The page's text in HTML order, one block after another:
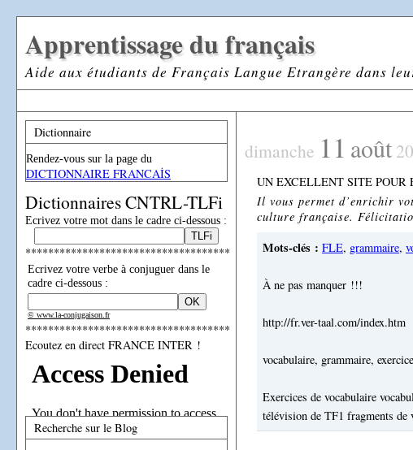
Apprentissage du français
Aide aux étudiants de Français Langue Etrangère dans
Dictionnaire
Rendez-vous sur la page du
DICTIONNAIRE FRANCAİS
Dictionnaires CNTRL-TLFi
Ecrivez votre mot dans le cadre ci-dessous :
************************************
Ecrivez votre verbe à conjuguer dans le
cadre ci-dessous :
© www.la-conjugaison.fr
************************************
Ecoutez en direct FRANCE INTER !
Recherche sur le Blog
dimanche 11 août
UN EXCELLENT SITE POUR
Il vous permet d’enrichir
culture française.
Mots-clés : FLE, grammaire,
À ne pas manquer !!!
http://fr.ver-taal.com/index.htm
vocabulaire, grammaire,
Exercices de vocabulaire
télévision de TF1 fragments de